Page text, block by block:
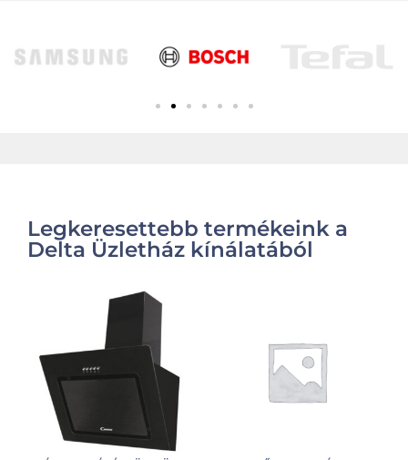
Legkeresettebb termékeink a
Delta Üzletház kínálatából